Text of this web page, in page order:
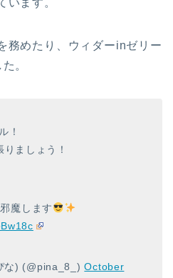
務めたり、ウィダーinゼリー
。
！
ましょう！
魔します
な) (@pina_8_)October